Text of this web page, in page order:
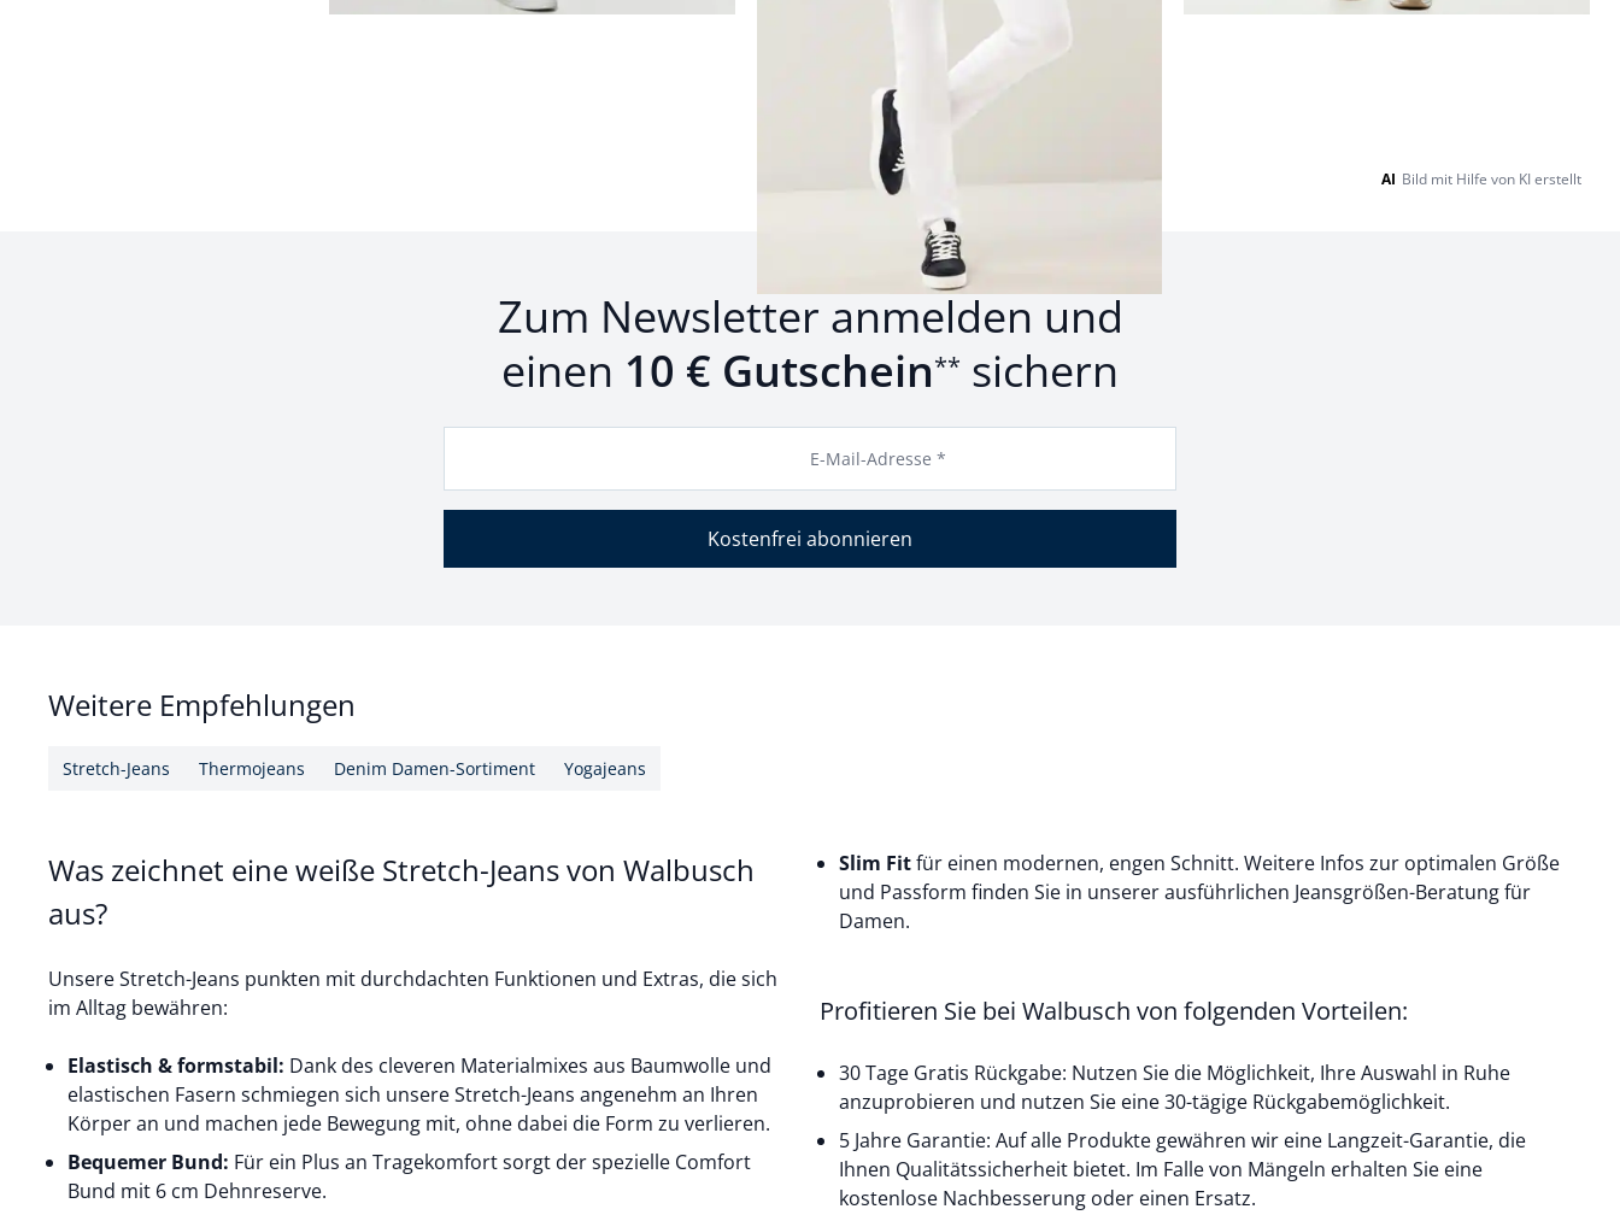
AI Bild mit Hilfe von KI erstellt
Zum Newsletter anmelden und
einen 10 € Gutschein** sichern
E-Mail-Adresse *
Kostenfrei abonnieren
Weitere Empfehlungen
Stretch-Jeans Thermojeans Denim Damen-Sortiment Yogajeans
Was zeichnet eine weiße Stretch-Jeans von Walbusch
aus?
Unsere Stretch-Jeans punkten mit durchdachten Funktionen und Extras, die sich
im Alltag bewähren:
Elastisch & formstabil: Dank des cleveren Materialmixes aus Baumwolle und
elastischen Fasern schmiegen sich unsere Stretch-Jeans angenehm an Ihren
Körper an und machen jede Bewegung mit, ohne dabei die Form zu verlieren.
Bequemer Bund: Für ein Plus an Tragekomfort sorgt der spezielle Comfort
Bund mit 6 cm Dehnreserve.
Slim Fitfür einen modernen, engen Schnitt. Weitere Infos zur optimalen Größe
und Passform finden Sie in unserer ausführlichen Jeansgrößen-Beratung für
Damen.
Profitieren Sie bei Walbusch von folgenden Vorteilen:
30 Tage Gratis Rückgabe: Nutzen Sie die Möglichkeit, Ihre Auswahl in Ruhe
anzuprobieren und nutzen Sie eine 30-tägige Rückgabemöglichkeit.
5 Jahre Garantie: Auf alle Produkte gewähren wir eine Langzeit-Garantie, die
Ihnen Qualitätssicherheit bietet. Im Falle von Mängeln erhalten Sie eine
kostenlose Nachbesserung oder einen Ersatz.